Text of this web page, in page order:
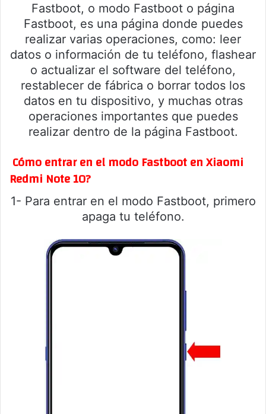
Fastboot, o modo Fastboot o página
Fastboot, es una página donde puedes
realizar varias operaciones, como: leer
datos o información de tu teléfono, flashear
o actualizar el software del teléfono,
restablecer de fábrica o borrar todos los
datos en tu dispositivo, y muchas otras
operaciones importantes que puedes
realizar dentro de la página Fastboot.
Cómo entrar en el modo Fastboot en Xiaomi
Redmi Note 10?
1- Para entrar en el modo Fastboot, primero
apaga tu teléfono.